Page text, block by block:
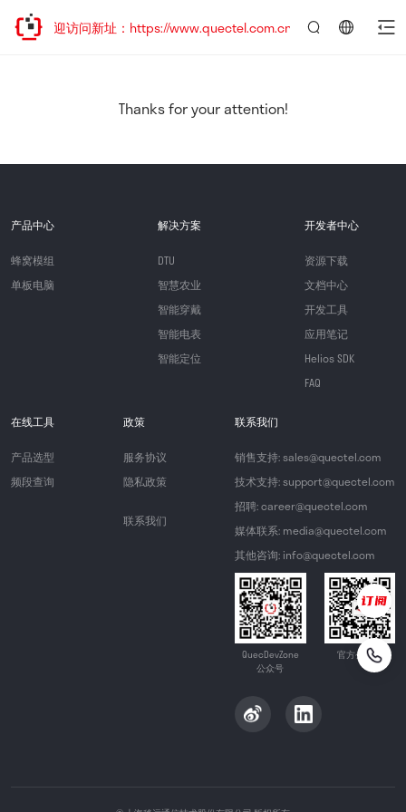
移，欢迎访问新址：https://www.quectel.com.cn
Thanks for your attention!
产品中心
蜂窝模组
单板电脑
解决方案
DTU
智慧农业
智能穿戴
智能电表
智能定位
开发者中心
资源下载
文档中心
开发工具
应用笔记
Helios SDK
FAQ
在线工具
产品选型
频段查询
政策
服务协议
隐私政策
联系我们
联系我们
销售支持: sales@quectel.com
技术支持: support@quectel.com
招聘: career@quectel.com
媒体联系: media@quectel.com
其他咨询: info@quectel.com
QuecDevZone
公众号
官方公众号